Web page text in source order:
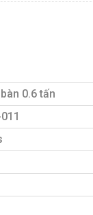
0.6 tấn